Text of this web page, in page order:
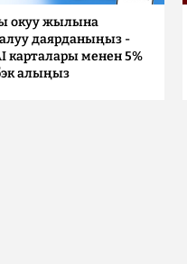
окуу жылына
даярданыңыз -
карталары менен 5%
алыңыз